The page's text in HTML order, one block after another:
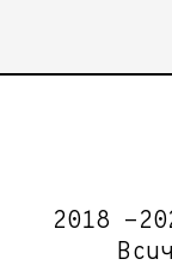
2018 -